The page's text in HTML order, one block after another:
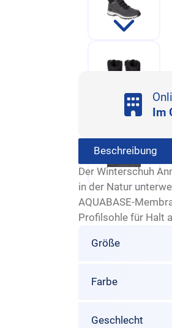
Im
Beschreibung
Der Winterschuh
in der Natur
AQUABASE-
Profilsohle für Halt
Größe
Farbe
Geschlecht